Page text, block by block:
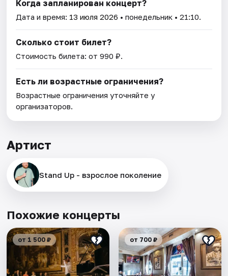
Когда запланирован концерт?
Дата и время: 13 июля 2026 • понедельник • 21:10.
Сколько стоит билет?
Стоимость билета: от 990 ₽.
Есть ли возрастные ограничения?
Возрастные ограничения уточняйте у
организаторов.
Артист
Stand Up - взрослое поколение
Похожие концерты
от 1 500 ₽ от 700 ₽